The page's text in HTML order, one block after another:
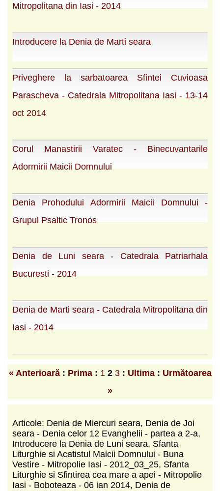
Mitropolitana din Iasi - 2014
Introducere la Denia de Marti seara
Priveghere la sarbatoarea Sfintei Cuvioasa
Parascheva - Catedrala Mitropolitana Iasi - 13-14
oct 2014
Corul Manastirii Varatec - Binecuvantarile
Adormirii Maicii Domnului
Denia Prohodului Adormirii Maicii Domnului -
Grupul Psaltic Tronos
Denia de Luni seara - Catedrala Patriarhala
Bucuresti - 2014
Denia de Marti seara - Catedrala Mitropolitana din
Iasi - 2014
« Anterioară: Prima: 1 2 3 : Ultima: Următoarea
»
Articole: Denia de Miercuri seara, Denia de Joi
seara - Denia celor 12 Evanghelii - partea a 2-a,
Introducere la Denia de Luni seara, Sfanta
Liturghie si Acatistul Maicii Domnului - Buna
Vestire - Mitropolie Iasi - 2012_03_25, Sfanta
Liturghie si Sfintirea cea mare a apei - Mitropolie
Iasi - Boboteaza - 06 ian 2014, Denia de